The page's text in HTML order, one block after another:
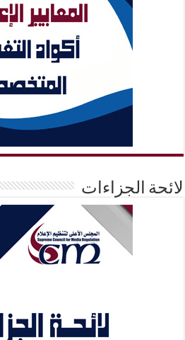
لائحة الجزاءات